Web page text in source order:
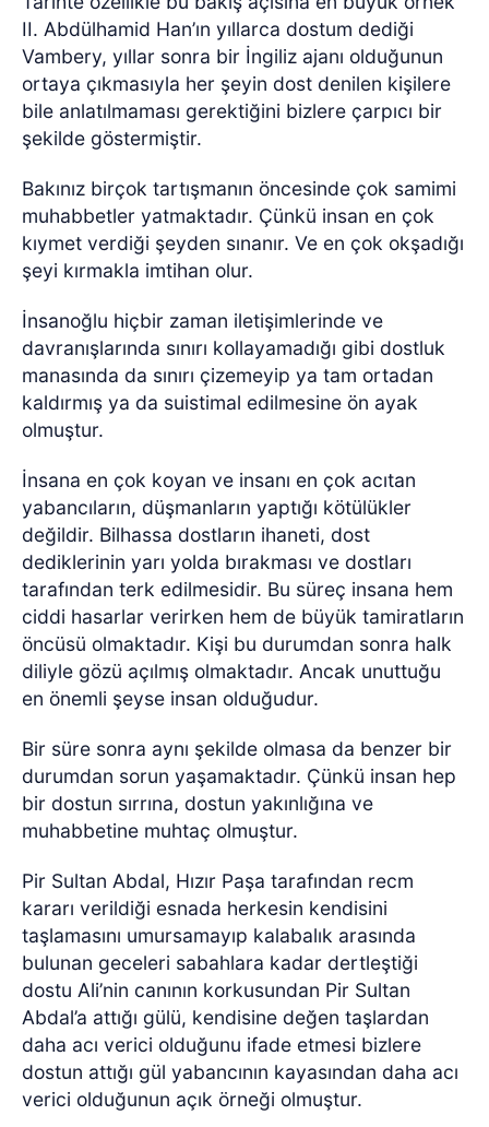
II. Abdülhamid Han’ın yıllarca dostum dediği
Vambery, yıllar sonra bir İngiliz ajanı olduğunun
ortaya çıkmasıyla her şeyin dost denilen kişilere
bile anlatılmaması gerektiğini bizlere çarpıcı bir
şekilde göstermiştir.
Bakınız birçok tartışmanın öncesinde çok samimi
muhabbetler yatmaktadır. Çünkü insan en çok
kıymet verdiği şeyden sınanır. Ve en çok okşadığı
şeyi kırmakla imtihan olur.
İnsanoğlu hiçbir zaman iletişimlerinde ve
davranışlarında sınırı kollayamadığı gibi dostluk
manasında da sınırı çizemeyip ya tam ortadan
kaldırmış ya da suistimal edilmesine ön ayak
olmuştur.
İnsana en çok koyan ve insanı en çok acıtan
yabancıların, düşmanların yaptığı kötülükler
değildir. Bilhassa dostların ihaneti, dost
dediklerinin yarı yolda bırakması ve dostları
tarafından terk edilmesidir. Bu süreç insana hem
ciddi hasarlar verirken hem de büyük tamiratların
öncüsü olmaktadır. Kişi bu durumdan sonra halk
diliyle gözü açılmış olmaktadır. Ancak unuttuğu
en önemli şeyse insan olduğudur.
Bir süre sonra aynı şekilde olmasa da benzer bir
durumdan sorun yaşamaktadır. Çünkü insan hep
bir dostun sırrına, dostun yakınlığına ve
muhabbetine muhtaç olmuştur.
Pir Sultan Abdal, Hızır Paşa tarafından recm
kararı verildiği esnada herkesin kendisini
taşlamasını umursamayıp kalabalık arasında
bulunan geceleri sabahlara kadar dertleştiği
dostu Ali’nin canının korkusundan Pir Sultan
Abdal’a attığı gülü, kendisine değen taşlardan
daha acı verici olduğunu ifade etmesi bizlere
dostun attığı gül yabancının kayasından daha acı
verici olduğunun açık örneği olmuştur.